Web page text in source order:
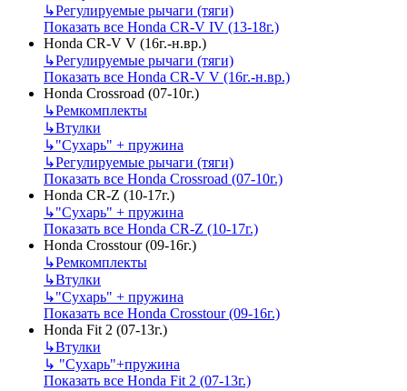
↳Регулируемые рычаги (тяги)
Показать все Honda CR-V IV (13-18г.)
Honda CR-V V (16г.-н.вр.)
↳Регулируемые рычаги (тяги)
Показать все Honda CR-V V (16г.-н.вр.)
Honda Crossroad (07-10г.)
↳Ремкомплекты
↳Втулки
↳"Сухарь" + пружина
↳Регулируемые рычаги (тяги)
Показать все Honda Crossroad (07-10г.)
Honda CR-Z (10-17г.)
↳"Сухарь" + пружина
Показать все Honda CR-Z (10-17г.)
Honda Crosstour (09-16г.)
↳Ремкомплекты
↳Втулки
↳"Сухарь" + пружина
Показать все Honda Crosstour (09-16г.)
Honda Fit 2 (07-13г.)
↳Втулки
↳ "Сухарь"+пружина
Показать все Honda Fit 2 (07-13г.)